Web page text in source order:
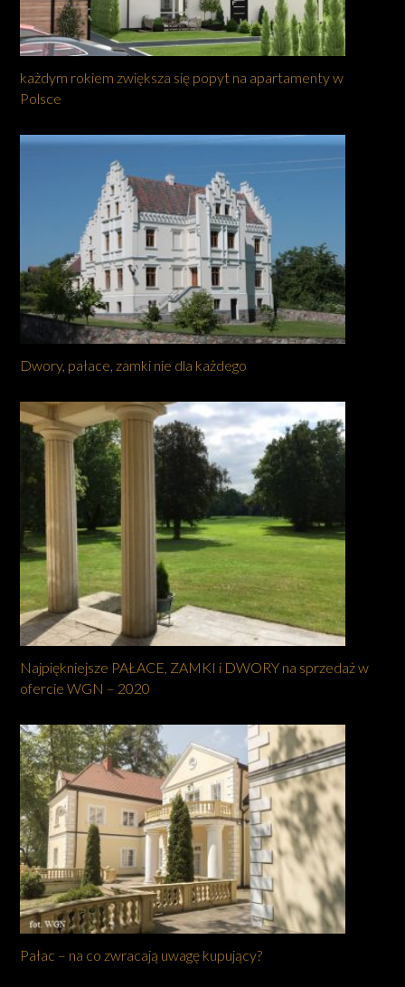
każdym rokiem zwiększa się popyt na apartamenty w
Polsce
Dwory, pałace, zamki nie dla każdego
Najpiękniejsze PAŁACE, ZAMKI i DWORY na sprzedaż w
ofercie WGN – 2020
Pałac – na co zwracają uwagę kupujący?